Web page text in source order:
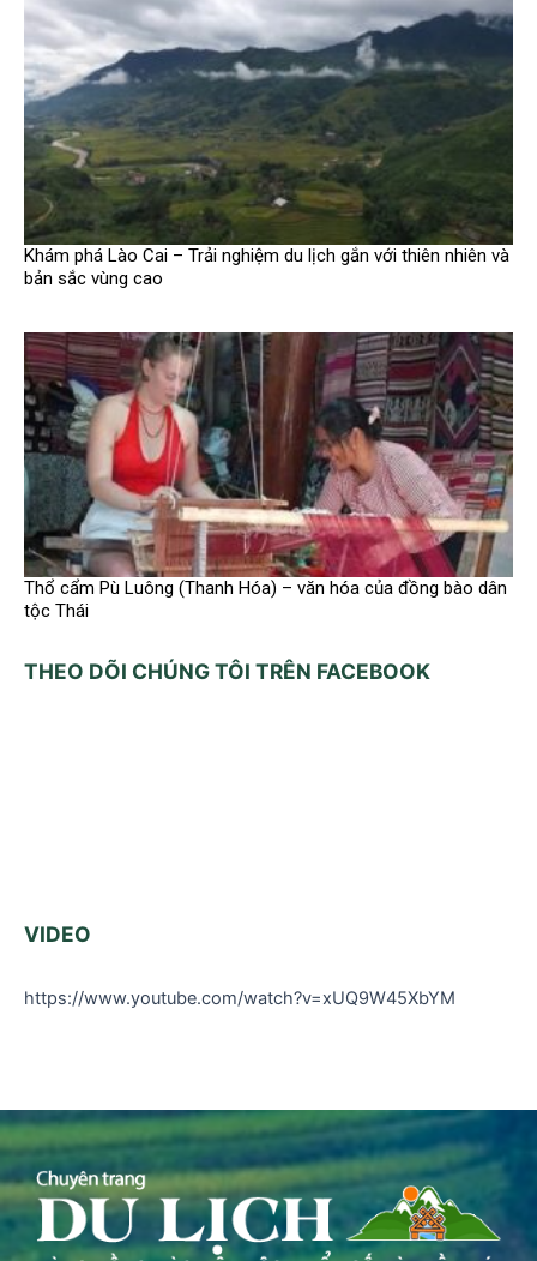
Khám phá Lào Cai – Trải nghiệm du lịch gắn với thiên nhiên và
bản sắc vùng cao
Thổ cẩm Pù Luông (Thanh Hóa) – văn hóa của đồng bào dân
tộc Thái
THEO DÕI CHÚNG TÔI TRÊN FACEBOOK
VIDEO
https://www.youtube.com/watch?v=xUQ9W45XbYM